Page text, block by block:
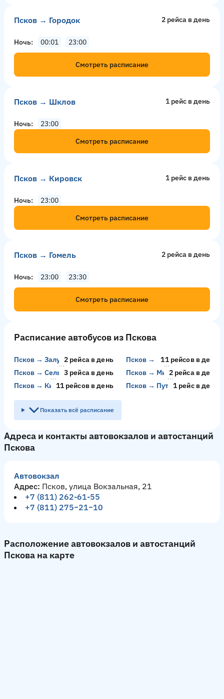
Псков → Городок 2 рейсa в день
Ночь 00:01 23:00
Смотреть расписание
Псков → Шклов 1 рейс в день
Ночь
23:00
Смотреть расписание
Псков → Кировск 1 рейс в день
Ночь
23:00
Смотреть расписание
Псков → Гомель 2 рейсa в день
Ночь 23:00 23:30
Смотреть расписание
Расписание автобусов из Пскова
Псков → Залужье2 рейсa в день Псков → Знаменка
11 рейсов в день
Псков → Сельцо3 рейсa в день Псков → Михалёво2 рейсa в день
Псков → Кисловодск11 рейсов в день Псков → Путилово1 рейс в день
Показать всё расписание
Адреса и контакты автовокзалов и автостанций
Пскова
Автовокзал
Адрес: Псков, улица Вокзальная, 21
+7 (811) 262-61-55
+7 (811) 275‒21‒10
Расположение автовокзалов и автостанций
Пскова на карте